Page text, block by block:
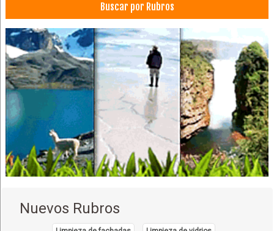
Clases de música online
Clases particulares de música
Agencias de Viajes y Turismo
Guía turístico
Turismo: Agencias de Viaje
Turismo
Viajes, Agencias de
Almuerzo Familiar
Carnes a la Parrilla
Karaokes
Buscar por Rubros
Nuevos Rubros